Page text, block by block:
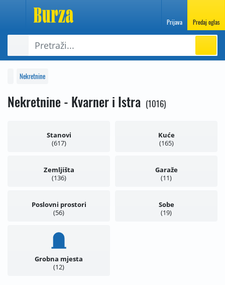
Prijava Predaj oglas
Nekretnine
Nekretnine - Kvarner i Istra 1016
Stanovi
617
Kuće
165
Zemljišta
136
Garaže
11
Poslovni prostori
56
Sobe
19
Grobna mjesta
12